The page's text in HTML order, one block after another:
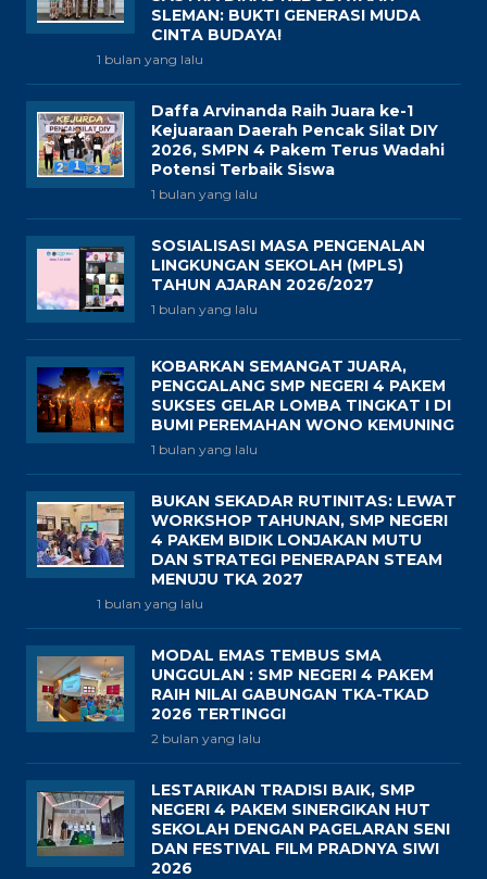
SLEMAN: BUKTI GENERASI MUDA
CINTA BUDAYA!
1 bulan yang lalu
Daffa Arvinanda Raih Juara ke-1
Kejuaraan Daerah Pencak Silat DIY
2026, SMPN 4 Pakem Terus Wadahi
Potensi Terbaik Siswa
1 bulan yang lalu
SOSIALISASI MASA PENGENALAN
LINGKUNGAN SEKOLAH (MPLS)
TAHUN AJARAN 2026/2027
1 bulan yang lalu
KOBARKAN SEMANGAT JUARA,
PENGGALANG SMP NEGERI 4 PAKEM
SUKSES GELAR LOMBA TINGKAT I DI
BUMI PEREMAHAN WONO KEMUNING
1 bulan yang lalu
BUKAN SEKADAR RUTINITAS: LEWAT
WORKSHOP TAHUNAN, SMP NEGERI
4 PAKEM BIDIK LONJAKAN MUTU
DAN STRATEGI PENERAPAN STEAM
MENUJU TKA 2027
1 bulan yang lalu
MODAL EMAS TEMBUS SMA
UNGGULAN : SMP NEGERI 4 PAKEM
RAIH NILAI GABUNGAN TKA-TKAD
2026 TERTINGGI
2 bulan yang lalu
LESTARIKAN TRADISI BAIK, SMP
NEGERI 4 PAKEM SINERGIKAN HUT
SEKOLAH DENGAN PAGELARAN SENI
DAN FESTIVAL FILM PRADNYA SIWI
2026